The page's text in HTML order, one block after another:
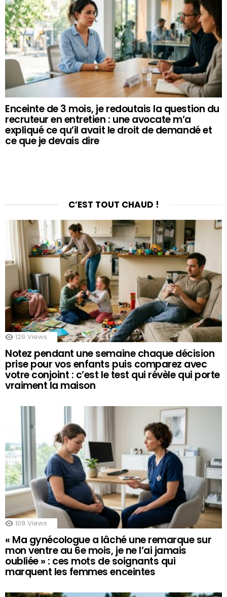
Enceinte de 3 mois, je redoutais la question du
recruteur en entretien : une avocate m’a
expliqué ce qu’il avait le droit de demandé et
ce que je devais dire
C’EST TOUT CHAUD !
129 Views
Notez pendant une semaine chaque décision
prise pour vos enfants puis comparez avec
votre conjoint : c’est le test qui révèle qui porte
vraiment la maison
109 Views
« Ma gynécologue a lâché une remarque sur
mon ventre au 6e mois, je ne l’ai jamais
oubliée » : ces mots de soignants qui
marquent les femmes enceintes